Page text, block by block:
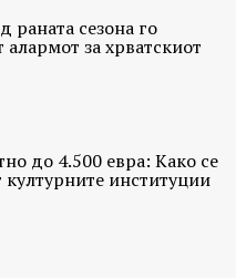
раната сезона го
алармот за хрватскиот
до 4.500 евра: Како се
културните институции